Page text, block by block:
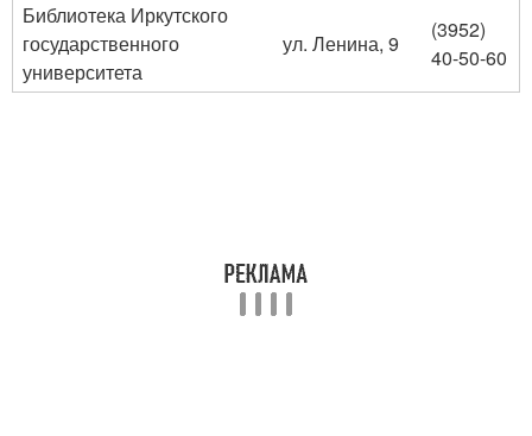
Библиотека Иркутского
государственного
университета
ул. Ленина, 9
(3952)
40-50-60